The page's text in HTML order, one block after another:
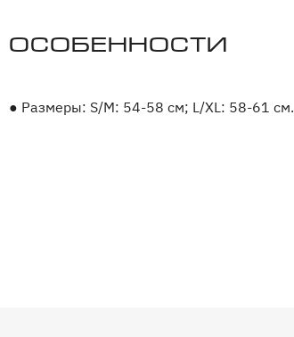
Особенности
● Размеры: S/M: 54-58 см; L/XL: 58-61 см.